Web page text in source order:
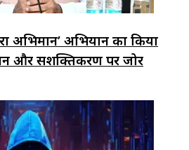
अभिमान’ अभियान का किया
और सशक्तिकरण पर जोर